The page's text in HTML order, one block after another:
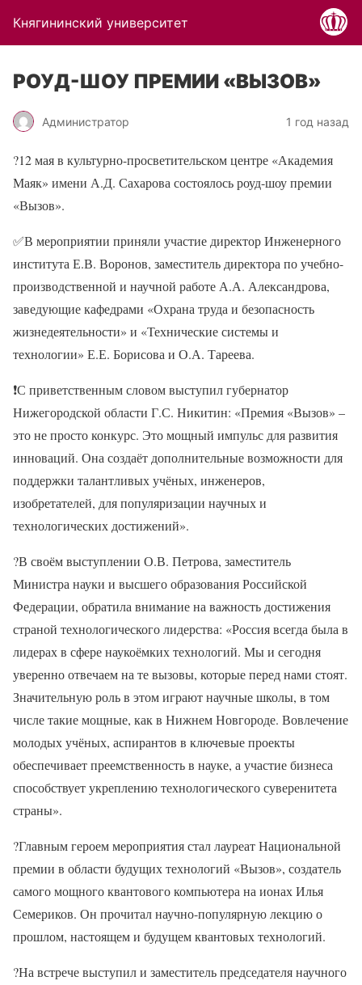
Княгининский университет
РОУД-ШОУ ПРЕМИИ «ВЫЗОВ»
Администратор 1 год назад
?12 мая в культурно-просветительском центре «Академия
Маяк» имени А.Д. Сахарова состоялось роуд-шоу премии
«Вызов».
✅В мероприятии приняли участие директор Инженерного
института Е.В. Воронов, заместитель директора по учебно-
производственной и научной работе А.А. Александрова,
заведующие кафедрами «Охрана труда и безопасность
жизнедеятельности» и «Технические системы и
технологии» Е.Е. Борисова и О.А. Тареева.
❗С приветственным словом выступил губернатор
Нижегородской области Г.С. Никитин: «Премия «Вызов» –
это не просто конкурс. Это мощный импульс для развития
инноваций. Она создаёт дополнительные возможности для
поддержки талантливых учёных, инженеров,
изобретателей, для популяризации научных и
технологических достижений».
?В своём выступлении О.В. Петрова, заместитель
Министра науки и высшего образования Российской
Федерации, обратила внимание на важность достижения
страной технологического лидерства: «Россия всегда была в
лидерах в сфере наукоёмких технологий. Мы и сегодня
уверенно отвечаем на те вызовы, которые перед нами стоят.
Значительную роль в этом играют научные школы, в том
числе такие мощные, как в Нижнем Новгороде. Вовлечение
молодых учёных, аспирантов в ключевые проекты
обеспечивает преемственность в науке, а участие бизнеса
способствует укреплению технологического суверенитета
страны».
?Главным героем мероприятия стал лауреат Национальной
премии в области будущих технологий «Вызов», создатель
самого мощного квантового компьютера на ионах Илья
Семериков. Он прочитал научно-популярную лекцию о
прошлом, настоящем и будущем квантовых технологий.
?На встрече выступил и заместитель председателя научного